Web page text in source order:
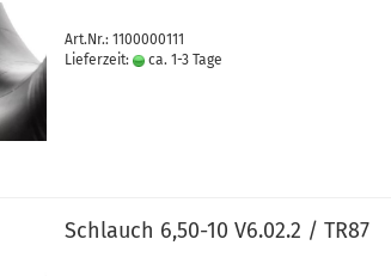
Art.Nr.: 1100000111
Lieferzeit:
ca. 1-3 Tage
Schlauch 6,50-10 V6.02.2 / TR87